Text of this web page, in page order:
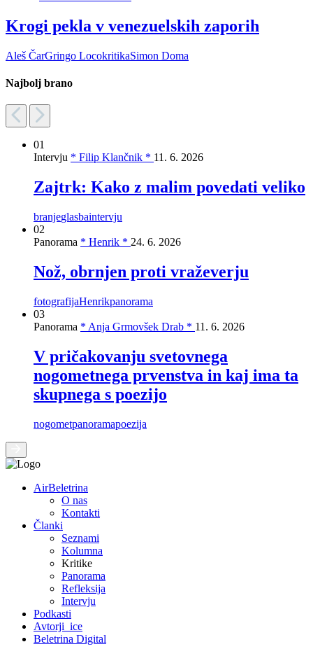
Krogi pekla v venezuelskih zaporih
Aleš ČarGringo LocokritikaSimon Doma
Najbolj brano
01
Intervju * Filip Klančnik * 11. 6. 2026
Zajtrk: Kako z malim povedati veliko
branjeglasbaintervju
02
Panorama * Henrik * 24. 6. 2026
Nož, obrnjen proti vraževerju
fotografijaHenrikpanorama
03
Panorama * Anja Grmovšek Drab * 11. 6. 2026
V pričakovanju svetovnega
nogometnega prvenstva in kaj ima ta
skupnega s poezijo
nogometpanoramapoezija
AirBeletrina
O nas
Kontakti
Članki
Seznami
Kolumna
Kritike
Panorama
Refleksija
Intervju
Podkasti
Avtorji_ice
Beletrina Digital